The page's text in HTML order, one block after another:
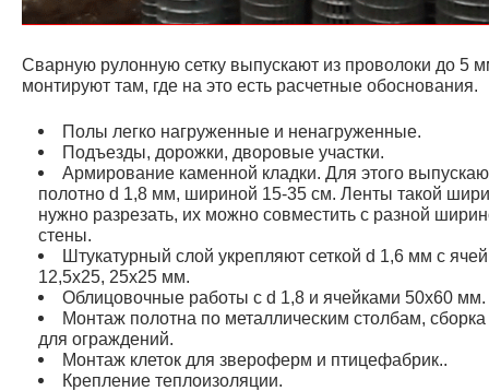
Сварную рулонную сетку выпускают из проволоки до 5
монтируют там, где на это есть расчетные обоснования.
Полы легко нагруженные и ненагруженные.
Подъезды, дорожки, дворовые участки.
Армирование каменной кладки. Для этого
полотно d 1,8 мм, шириной 15-35 см. Ленты такой
нужно разрезать, их можно совместить с разной
стены.
Штукатурный слой укрепляют сеткой d 1,6 мм с
12,5х25, 25х25 мм.
Облицовочные работы с d 1,8 и ячейками 50х60 мм.
Монтаж полотна по металлическим столбам, сборка
для ограждений.
Монтаж клеток для звероферм и птицефабрик..
Крепление теплоизоляции.